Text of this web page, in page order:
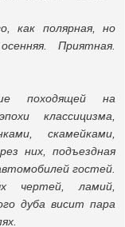
как полярная, но
Приятная.
походящей на
классицизма,
скамейками,
них, подъездная
гостей.
чертей, ламий,
дуба висит пара